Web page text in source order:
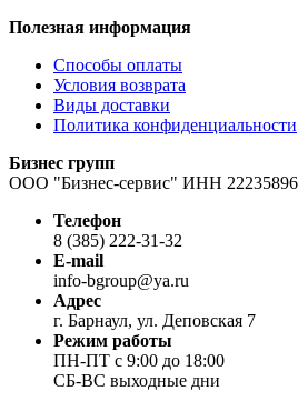
Полезная информация
Способы оплаты
Условия возврата
Виды доставки
Политика конфиденциальности
Бизнес групп
ООО "Бизнес-сервис" ИНН
Телефон
8 (385) 222-31-32
E-mail
info-bgroup@ya.ru
Адрес
г. Барнаул, ул. Деповская 7
Режим работы
ПН-ПТ с 9:00 до 18:00
СБ-ВС выходные дни